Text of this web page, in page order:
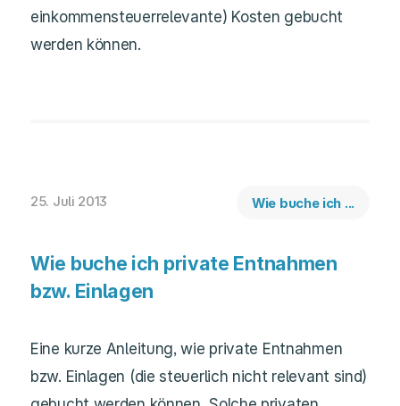
einkommensteuerrelevante) Kosten gebucht
werden können.
25. Juli 2013 Wie buche ich ...
Wie buche ich private Entnahmen
bzw. Einlagen
Eine kurze Anleitung, wie private Entnahmen
bzw. Einlagen (die steuerlich nicht relevant sind)